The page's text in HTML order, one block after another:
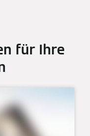
für Ihre